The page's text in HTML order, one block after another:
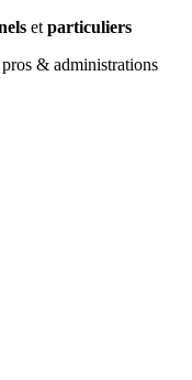
et particuliers
& administrations